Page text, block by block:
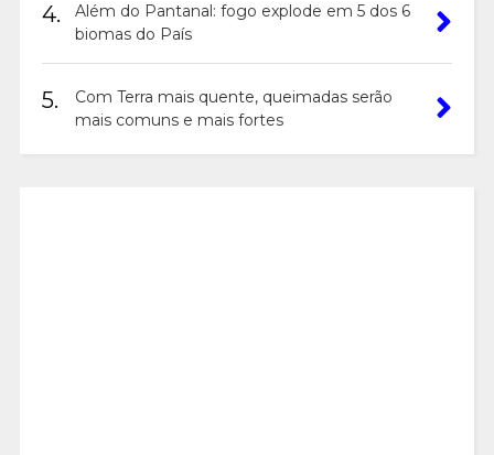
4.
Além do Pantanal: fogo explode em 5 dos 6
biomas do País
5.
Com Terra mais quente, queimadas serão
mais comuns e mais fortes